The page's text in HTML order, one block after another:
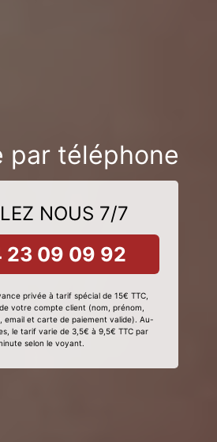
par téléphone
NOUS 7/7
09 09 92
privée à tarif spécial de 15€ TTC,
votre compte client (nom, prénom,
email et carte de paiement valide). Au-
le tarif varie de 3,5€ à 9,5€ TTC par
selon le voyant.